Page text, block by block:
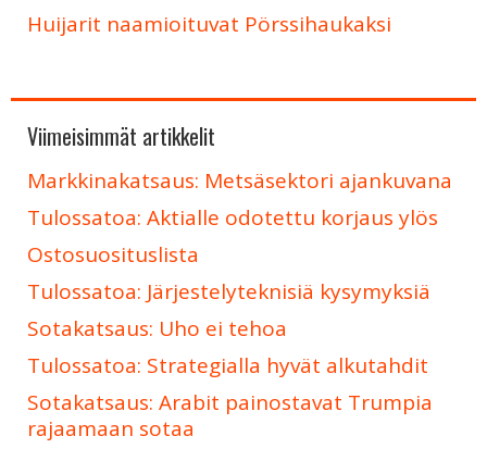
Huijarit naamioituvat Pörssihaukaksi
Viimeisimmät artikkelit
Markkinakatsaus: Metsäsektori ajankuvana
Tulossatoa: Aktialle odotettu korjaus ylös
Ostosuosituslista
Tulossatoa: Järjestelyteknisiä kysymyksiä
Sotakatsaus: Uho ei tehoa
Tulossatoa: Strategialla hyvät alkutahdit
Sotakatsaus: Arabit painostavat Trumpia
rajaamaan sotaa